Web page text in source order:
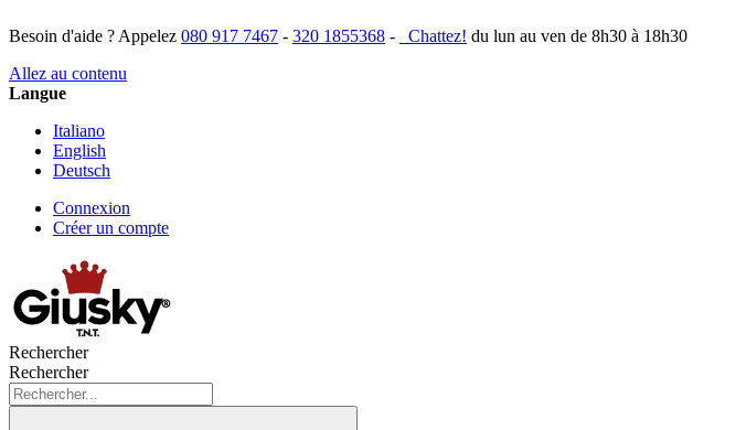
Besoin d'aide ? Appelez 080 917 7467 - 320 1855368 - Chattez! du lun au ven de 8h30 à 18h30
Allez au contenu
Langue
Italiano
English
Deutsch
Connexion
Créer un compte
Rechercher
Rechercher